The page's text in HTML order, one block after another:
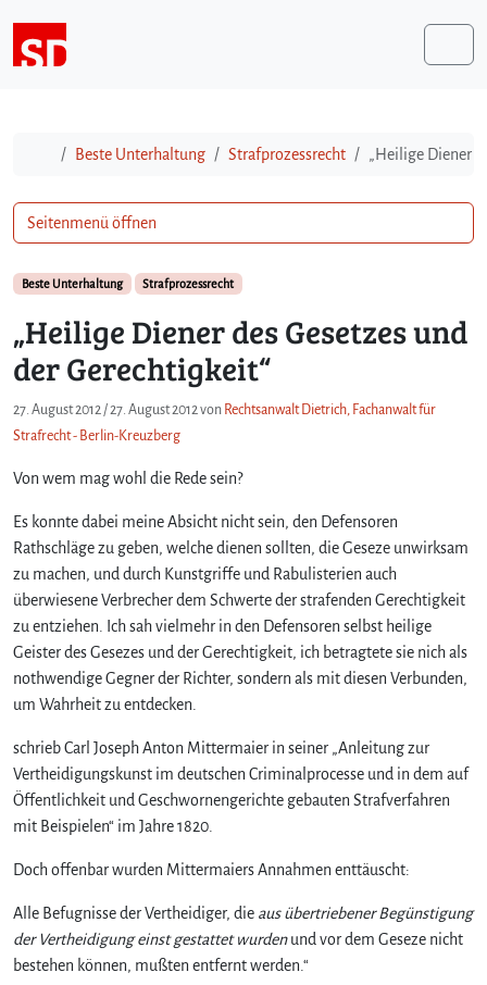
StartBeste Unterhaltung Strafprozessrecht „Heilige Diener
Beste Unterhaltung Strafprozessrecht
„Heilige Diener des Gesetzes und
der Gerechtigkeit“
27. August 2012 /27. August 2012von Rechtsanwalt Dietrich, Fachanwalt für
Strafrecht - Berlin-Kreuzberg
Von wem mag wohl die Rede sein?
Es konnte dabei meine Absicht nicht sein, den Defensoren
Rathschläge zu geben, welche dienen sollten, die Geseze unwirksam
zu machen, und durch Kunstgriffe und Rabulisterien auch
überwiesene Verbrecher dem Schwerte der strafenden Gerechtigkeit
zu entziehen. Ich sah vielmehr in den Defensoren selbst heilige
Geister des Gesezes und der Gerechtigkeit, ich betragtete sie nich als
nothwendige Gegner der Richter, sondern als mit diesen Verbunden,
um Wahrheit zu entdecken.
schrieb Carl Joseph Anton Mittermaier in seiner „Anleitung zur
Vertheidigungskunst im deutschen Criminalprocesse und in dem auf
Öffentlichkeit und Geschwornengerichte gebauten Strafverfahren
mit Beispielen“ im Jahre 1820.
Doch offenbar wurden Mittermaiers Annahmen enttäuscht:
Alle Befugnisse der Vertheidiger, die aus übertriebener Begünstigung
der Vertheidigung einst gestattet wurdenund vor dem Geseze nicht
bestehen können, mußten entfernt werden.“
Seitenmenü öffnen